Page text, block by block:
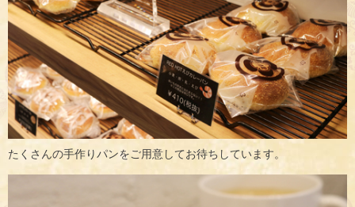
たくさんの手作りパンをご用意してお待ちしています。